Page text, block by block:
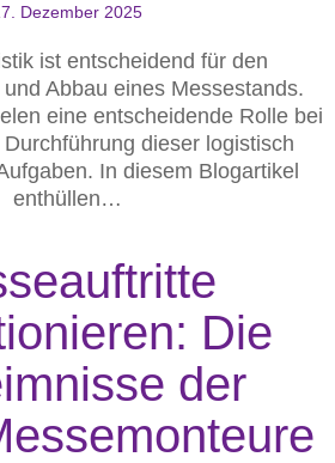
Dezember 2025
ist entscheidend für den
Abbau eines Messestands.
eine entscheidende Rolle bei
dieser logistisch
In diesem Blogartikel
enthüllen…
Die
der